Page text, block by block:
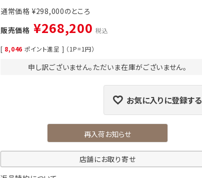
通常価格 ¥298,000
販売価格 ¥268,200 税込
[ 8,046 ポイント進呈 ] （1P=1円）
申し訳ございません。ただいま在庫がございません。
お気に入りに登録する
再入荷お知らせ
店舗にお取り寄せ